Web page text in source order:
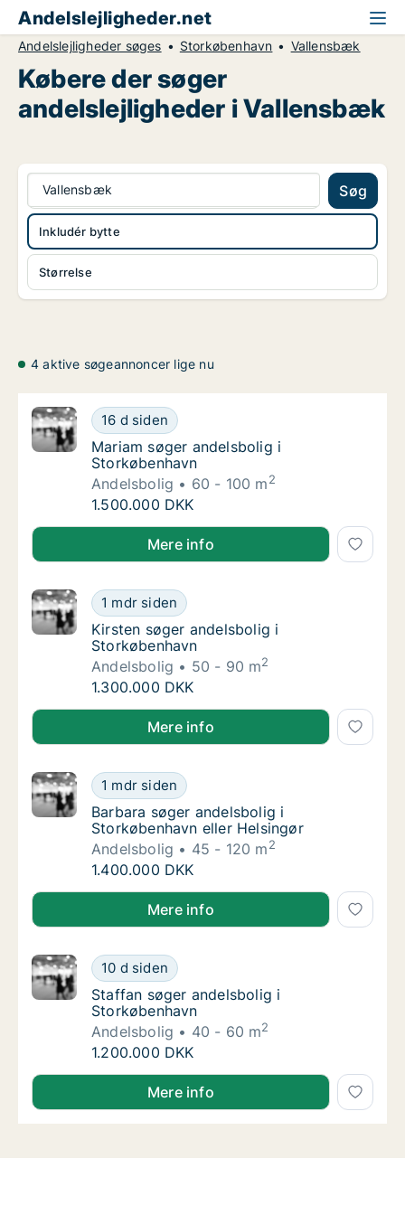
Andelslejligheder.net
Andelslejligheder søges Storkøbenhavn Vallensbæk
Købere der søger
andelslejligheder i Vallensbæk
Vallensbæk Søg
Størrelse
Inkludér bytte
4 aktive søgeannoncer lige nu
Mariam søger andelsbolig i Storkøbenhavn
16 d siden
Mariam søger andelsbolig i Storkøbenhavn
Mariam søger andelsbolig i
Storkøbenhavn
Andelsbolig
60 - 100 m2
Mariam søger andelsbolig i Storkøbenhavn
1.500.000 DKK
Mariam søger andelsbolig i Storkøbenhavn
Mere info
Kirsten søger andelsbolig i Storkøbenhavn
1 mdr siden
Kirsten søger andelsbolig i Storkøbenhavn
Kirsten søger andelsbolig i
Storkøbenhavn
Andelsbolig
50 - 90 m2
Kirsten søger andelsbolig i Storkøbenhavn
1.300.000 DKK
Kirsten søger andelsbolig i Storkøbenhavn
Mere info
Barbara søger andelsbolig i Storkøbenhavn
1 mdr siden
Barbara søger andelsbolig i Storkøbenhavn
Barbara søger andelsbolig i
Storkøbenhavn eller Helsingør
Andelsbolig
45 - 120 m2
Barbara søger andelsbolig i Storkøbenhavn
1.400.000 DKK
Barbara søger andelsbolig i Storkøbenhavn eller
Mere info
Staffan søger andelsbolig i Storkøbenhavn
10 d siden
Staffan søger andelsbolig i Storkøbenhavn
Staffan søger andelsbolig i
Storkøbenhavn
Andelsbolig
40 - 60 m2
Staffan søger andelsbolig i Storkøbenhavn
1.200.000 DKK
Staffan søger andelsbolig i Storkøbenhavn
Mere info